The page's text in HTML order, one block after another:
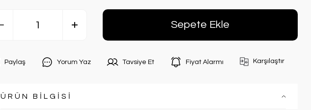
Sepete Ekle
Paylaş Yorum Yaz Tavsiye Et Fiyat Alarmı Karşılaştır
ÜRÜN BİLGİSİ